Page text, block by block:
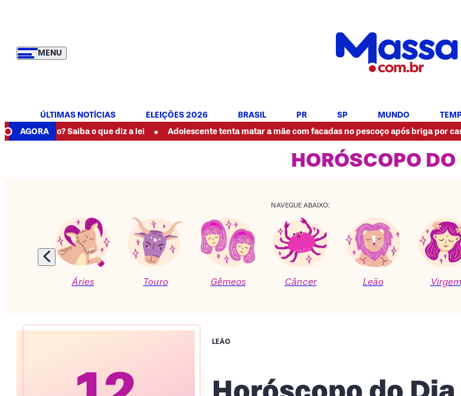
MENU
ÚLTIMAS NOTÍCIAS ELEIÇÕES 2026 BRASIL PR SP MUNDO
AGORA
Saiba o que diz a lei • Adolescente tenta matar a mãe com facadas no pescoço após briga por casaco •
HORÓSCOPO
NAVEGUE ABAIXO:
Áries Touro Gêmeos Câncer Leão Virgem
LEÃO